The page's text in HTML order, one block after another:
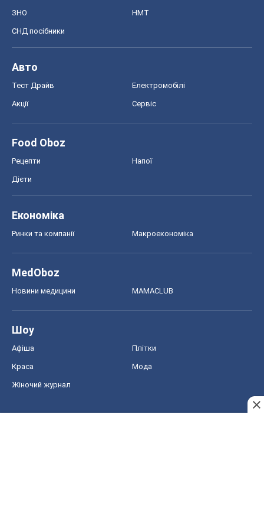
ЗНО НМТ
СНД посібники
Авто
Тест Драйв Електромобілі
Акції Сервіс
Food Oboz
Рецепти Напої
Дієти
Економіка
Ринки та компанії Макроекономіка
MedOboz
Новини медицини MAMACLUB
Шоу
Афіша Плітки
Краса Мода
Жіночий журнал